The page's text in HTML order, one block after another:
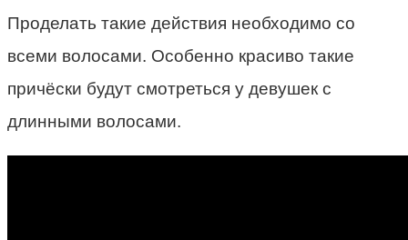
Проделать такие действия необходимо со
всеми волосами. Особенно красиво такие
причёски будут смотреться у девушек с
длинными волосами.